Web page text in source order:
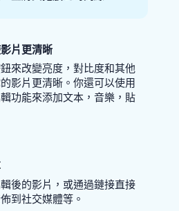
片更清晰
來改變亮度，對比度和其他
影片更清晰。你還可以使用
功能來添加文本，音樂，貼
後的影片，或通過鏈接直接
到社交媒體等。